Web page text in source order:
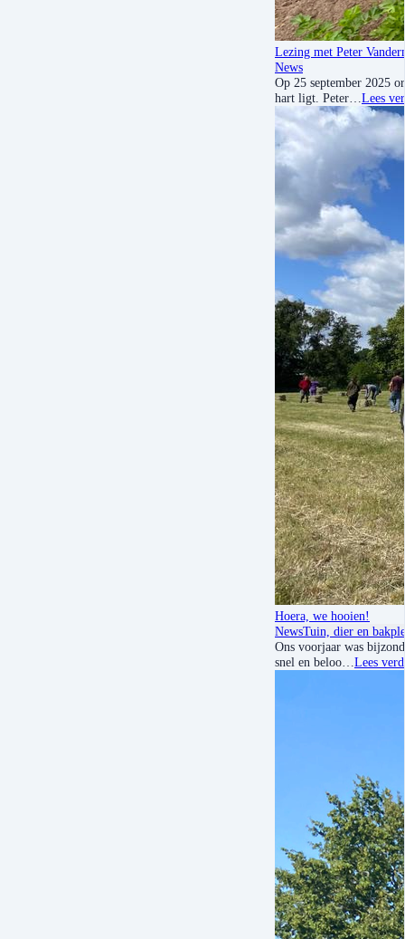
Lezing met Peter
News
Op 25 september 2025
hart ligt. Peter… Lees
Hoera, we hooien!
NewsTuin, dier en
Ons voorjaar was
snel en beloo… Lees